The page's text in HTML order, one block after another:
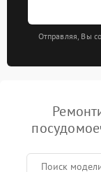
Отправляя, Вы